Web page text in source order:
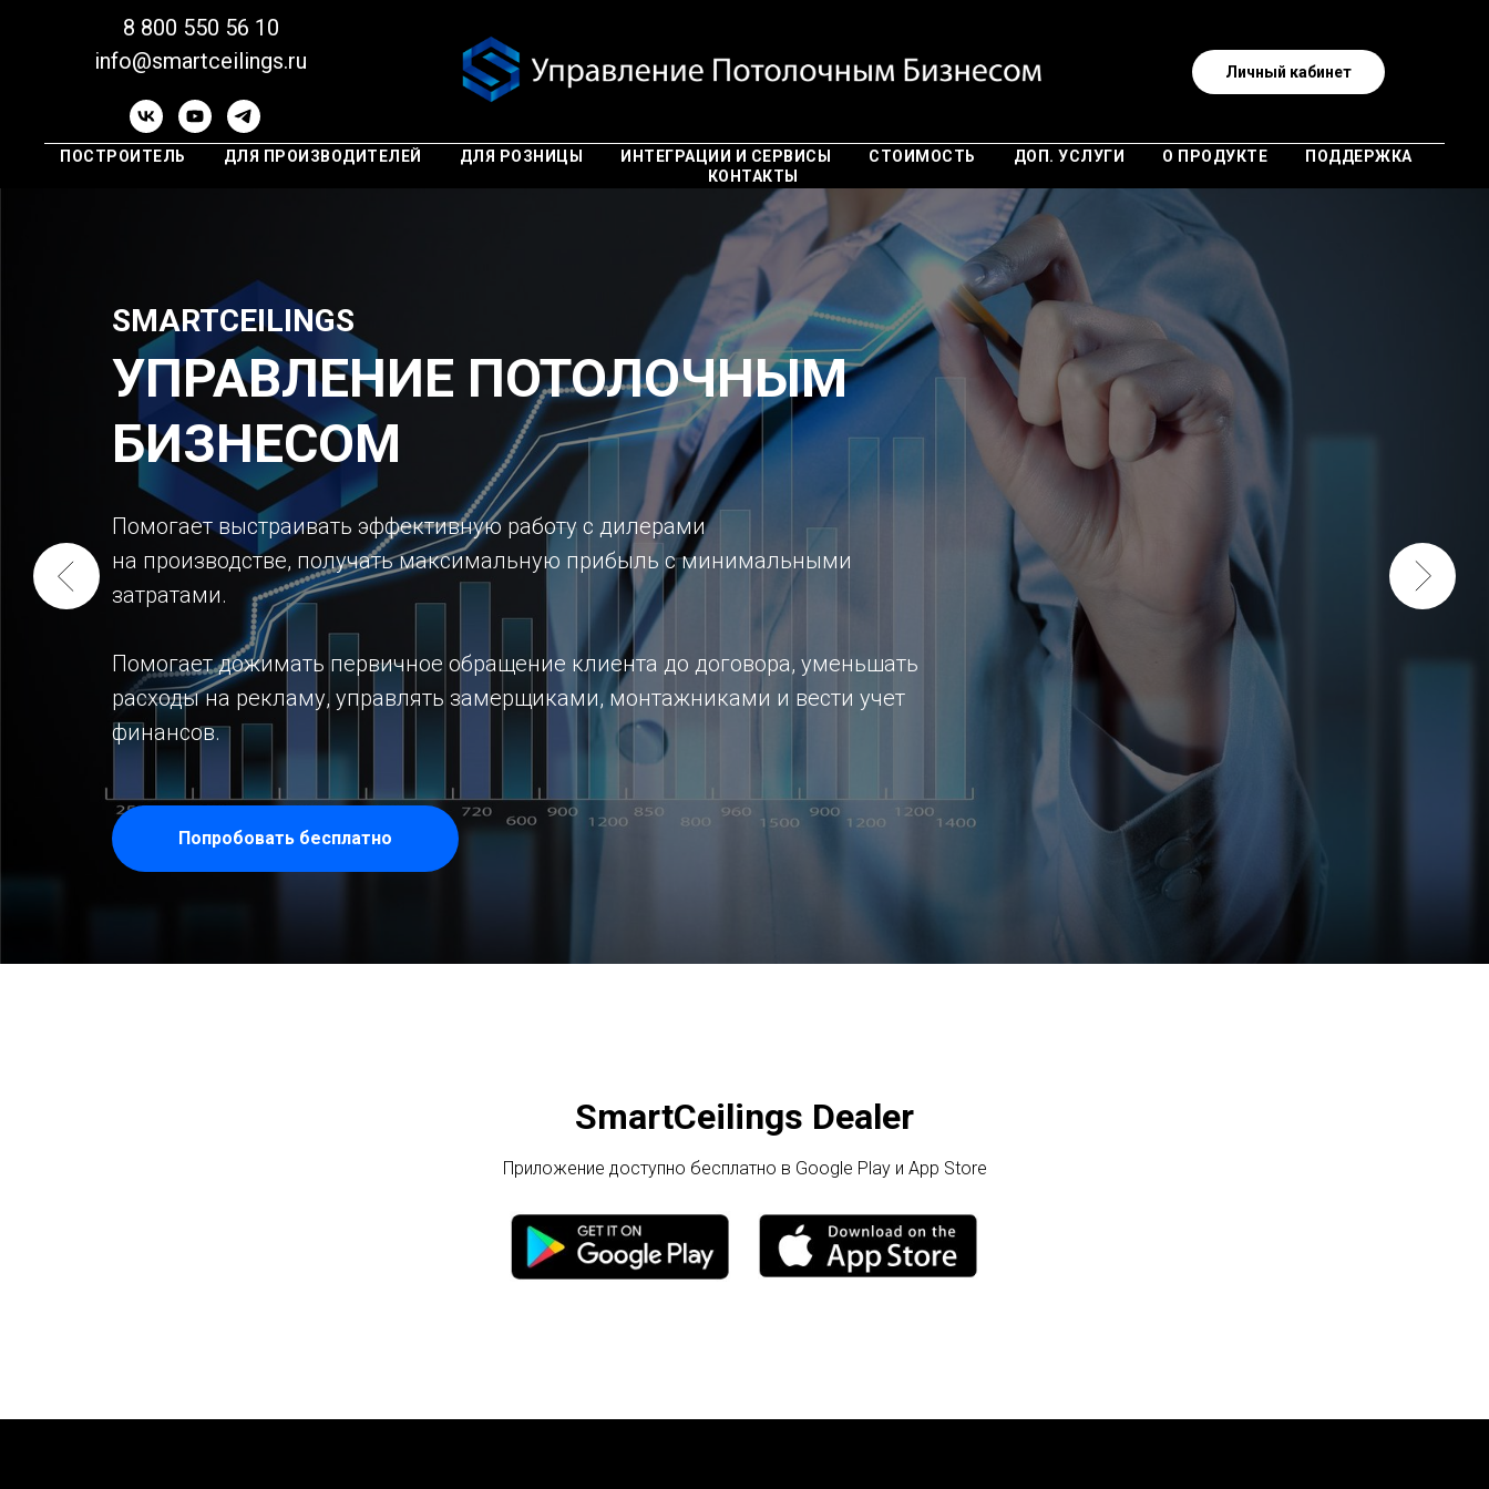
8 800 550 56 10
info@smartceilings.ru
Личный кабинет
ПОСТРОИТЕЛЬ ДЛЯ ПРОИЗВОДИТЕЛЕЙ ДЛЯ РОЗНИЦЫ ИНТЕГРАЦИИ И СЕРВИСЫ СТОИМОСТЬ ДОП. УСЛУГИ О ПРОДУКТЕ
ПОДДЕРЖКА
КОНТАКТЫ
SMARTCEILINGS
УПРАВЛЕНИЕ ПОТОЛОЧНЫМ
БИЗНЕСОМ
Помогает выстраивать эффективную работу с дилерами
на производстве, получать максимальную прибыль с минимальными
затратами.
Помогает дожимать первичное обращение клиента до договора, уменьшать
расходы на рекламу, управлять замерщиками, монтажниками и вести учет
финансов.
Попробовать бесплатно
SmartCeilings Dealer
Приложение доступно бесплатно в Google Play и App Store